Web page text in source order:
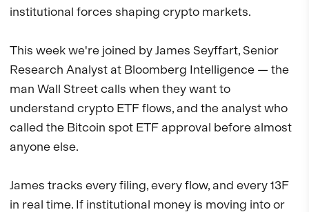
institutional forces shaping crypto markets.
This week we're joined by James Seyffart, Senior
Research Analyst at Bloomberg Intelligence — the
man Wall Street calls when they want to
understand crypto ETF flows, and the analyst who
called the Bitcoin spot ETF approval before almost
anyone else.
James tracks every filing, every flow, and every 13F
in real time. If institutional money is moving into or